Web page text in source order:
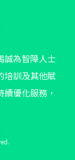
誠為智障人士
培訓及其他賦
優化服務，